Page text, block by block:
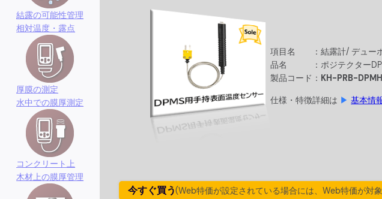
厚膜の測定
水中での膜厚測定
コンクリート上
木材上の膜厚管理
結露の可能性管理
相対温度・露点
項目名 ：結露計/ デュー
品名 ：ポジテクター
製品コード： KH-PRB-
仕様・特徴詳細は ▶ 基本情
今すぐ買う(Web特価が設定されている場合には、Web特価が対